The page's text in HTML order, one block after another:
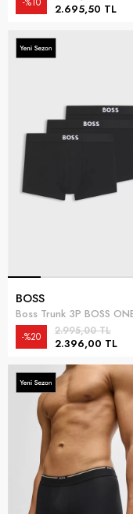
2.695,50 TL
BOSS
2.396,00 TL
2.995,00 TL
%20